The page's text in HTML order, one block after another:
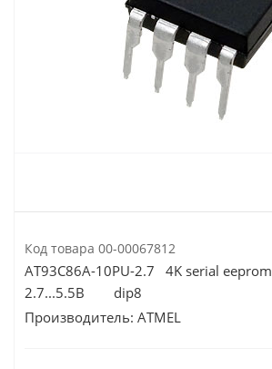
Код товара 00-00067812
AT93C86A-10PU-2.7 4K serial eeprom
2.7...5.5В dip8
Производитель: ATMEL